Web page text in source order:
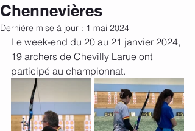
Chennevières
Dernière mise à jour : 1 mai 2024
Le week-end du 20 au 21 janvier 2024,
19 archers de Chevilly Larue ont
participé au championnat.